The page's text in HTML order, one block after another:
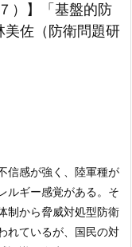
）】「基盤的防
佐（防衛問題研
信感が強く、陸軍種が
ルギー感覚がある。そ
制から脅威対処型防衛
れているが、国民の対